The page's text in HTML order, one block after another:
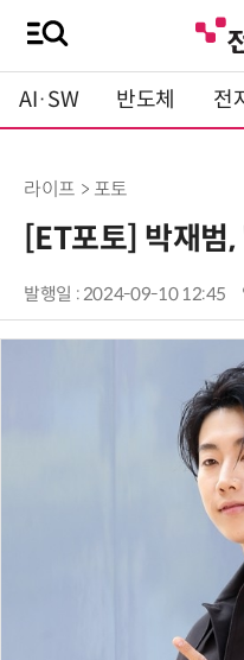
AI·SW 반도체 전
라이프 > 포토
[ET포토] 박재범
발행일 : 2024-09-10 12:45